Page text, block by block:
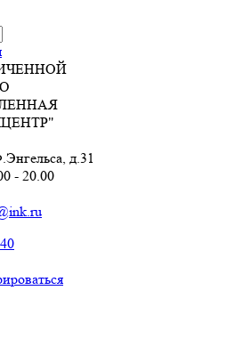
д.31
- 20.00